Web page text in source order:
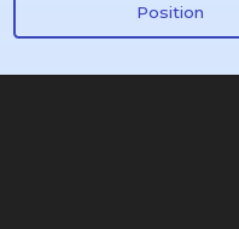
Position